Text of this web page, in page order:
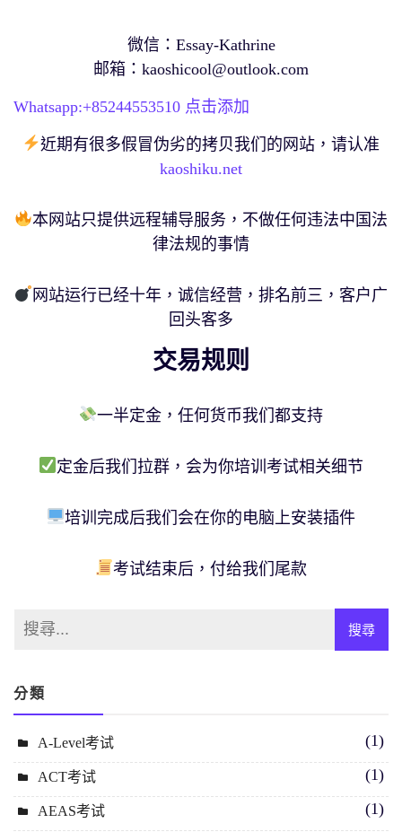
微信：Essay-Kathrine
邮箱： kaoshicool@outlook.com
Whatsapp:+85244553510 点击添加
近期有很多假冒伪劣的拷贝我们的网站，请认准
kaoshiku.net
本网站只提供远程辅导服务，不做任何违法中国法
律法规的事情
网站运行已经十年，诚信经营，排名前三，客户广
回头客多
交易规则
一半定金，任何货币我们都支持
定金后我们拉群，会为你培训考试相关细节
培训完成后我们会在你的电脑上安装插件
考试结束后，付给我们尾款
分類
A-Level考试 (1)
ACT考试 (1)
AEAS考试 (1)